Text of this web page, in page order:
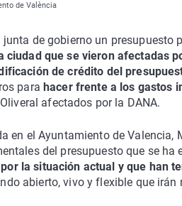
de València
de gobierno un presupuesto
que se vieron afectadas
de crédito del
para hacer frente a los gastos
afectados por la DANA.
en el Ayuntamiento de Valencia,
del presupuesto que se ha
la situación actual y que han
abierto, vivo y flexible que